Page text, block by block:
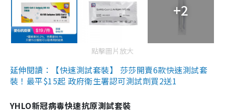
+2
點擊圖片放大
延伸閱讀：【快速測試套裝】 莎莎開賣6款快速測試套
裝！最平$15起 政府衛生署認可測試劑買2送1
YHLO新冠病毒快速抗原測試套裝